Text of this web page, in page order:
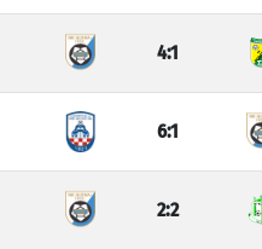
4:1
6:1
2:2